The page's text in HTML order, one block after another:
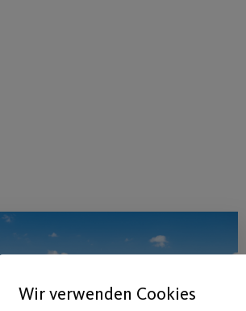
Wir verwenden Cookies